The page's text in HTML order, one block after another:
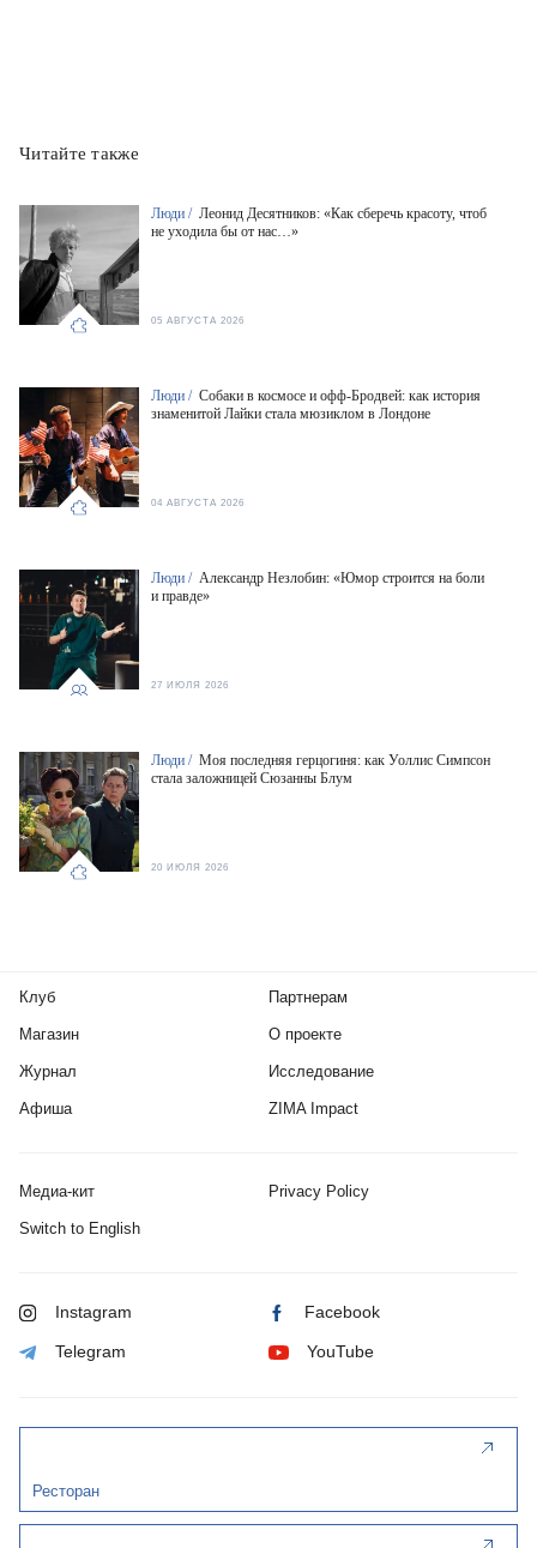
Читайте также
Люди / Леонид Десятников: «Как сберечь красоту, чтоб
не уходила бы от нас…»
05 АВГУСТА 2026
Люди / Собаки в космосе и офф-Бродвей: как история
знаменитой Лайки стала мюзиклом в Лондоне
04 АВГУСТА 2026
Люди / Александр Незлобин: «Юмор строится на боли
и правде»
27 ИЮЛЯ 2026
Люди / Моя последняя герцогиня: как Уоллис Симпсон
стала заложницей Сюзанны Блум
20 ИЮЛЯ 2026
Клуб
Магазин
Журнал
Афиша
Партнерам
О проекте
Исследование
ZIMA Impact
Медиа-кит Privacy Policy
Switch to English
Instagram Facebook
Telegram YouTube
Ресторан